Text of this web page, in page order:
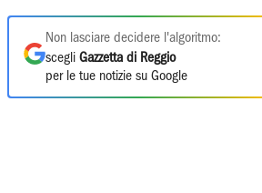
Non lasciare decidere l'algoritmo:
scegli Gazzetta di Reggio
per le tue notizie su Google